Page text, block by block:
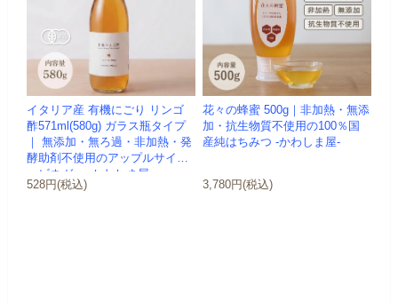
イタリア産 有機にごり リンゴ
酢571ml(580g) ガラス瓶タイプ
｜ 無添加・無ろ過・非加熱・発
酵助剤不使用のアップルサイダ
ービネガー -かわしま屋-
528円(税込)
花々の蜂蜜 500g｜非加熱・無添
加・抗生物質不使用の100％国
産純はちみつ -かわしま屋-
3,780円(税込)